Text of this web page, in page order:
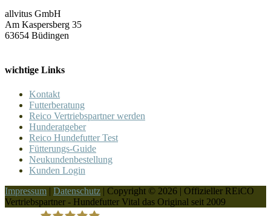
allvitus GmbH
Am Kaspersberg 35
63654 Büdingen
wichtige Links
Kontakt
Futterberatung
Reico Vertriebspartner werden
Hunderatgeber
Reico Hundefutter Test
Fütterungs-Guide
Neukundenbestellung
Kunden Login
Impressum | Datenschutz | Copyright © 2026 | Offizieller REiCO
Vertriebspartner - Hundefutter Vital das Original seit 2009